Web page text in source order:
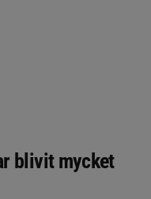
blivit mycket